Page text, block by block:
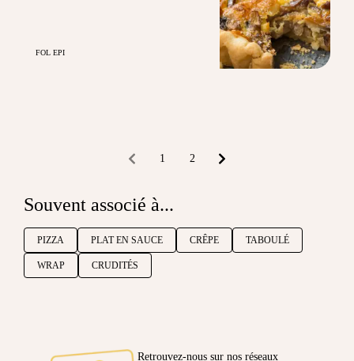
FOL EPI
1 2
Souvent associé à...
PIZZA PLAT EN SAUCE CRÊPE TABOULÉ
WRAP CRUDITÉS
Retrouvez-nous sur nos réseaux